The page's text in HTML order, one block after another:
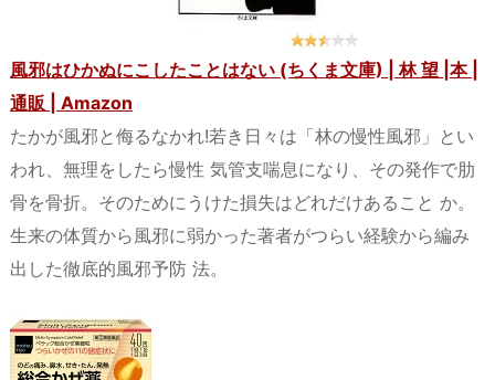
風邪はひかぬにこしたことはない (ちくま文庫) | 林 望 |本 |
通販 | Amazon
たかが風邪と侮るなかれ!若き日々は「林の慢性風邪」とい
われ、無理をしたら慢性 気管支喘息になり、その発作で肋
骨を骨折。そのためにうけた損失はどれだけあること か。
生来の体質から風邪に弱かった著者がつらい経験から編み
出した徹底的風邪予防 法。